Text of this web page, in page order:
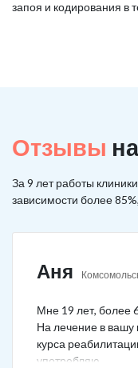
запоя и кодирования в
Отзывы
За 9 лет работы
зависимости более
Аня
Мне 19 лет, более
На лечение в вашу
курса
употребляю.